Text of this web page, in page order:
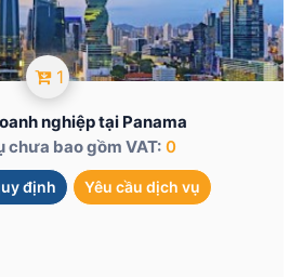
1
nghiệp tại Panama
chưa bao gồm VAT: 0
định Yêu cầu dịch vụ